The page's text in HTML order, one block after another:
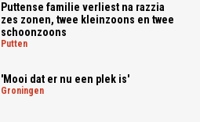
Puttense familie verliest na razzia
zes zonen, twee kleinzoons en twee
schoonzoons
putten
'Mooi dat er nu een plek is'
groningen